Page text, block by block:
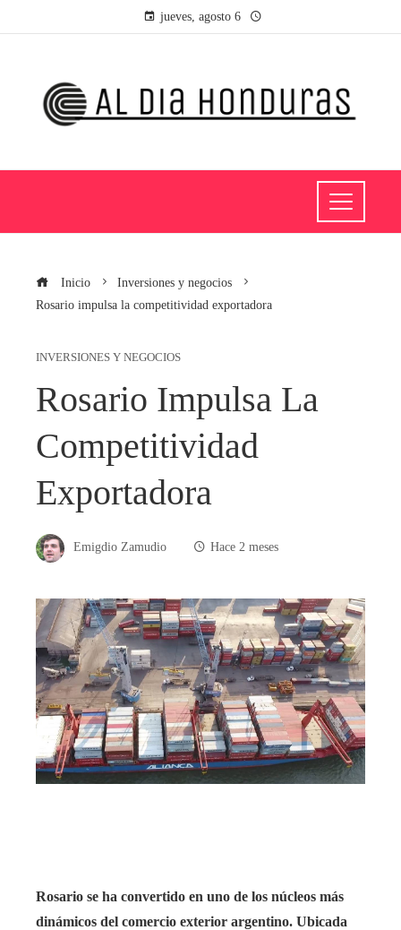
jueves, agosto 6
Inicio
Inversiones y negocios
Rosario impulsa la competitividad exportadora
INVERSIONES Y NEGOCIOS
Rosario Impulsa La
Competitividad
Exportadora
Emigdio Zamudio Hace 2 meses
Rosario se ha convertido en uno de los núcleos más
dinámicos del comercio exterior argentino. Ubicada